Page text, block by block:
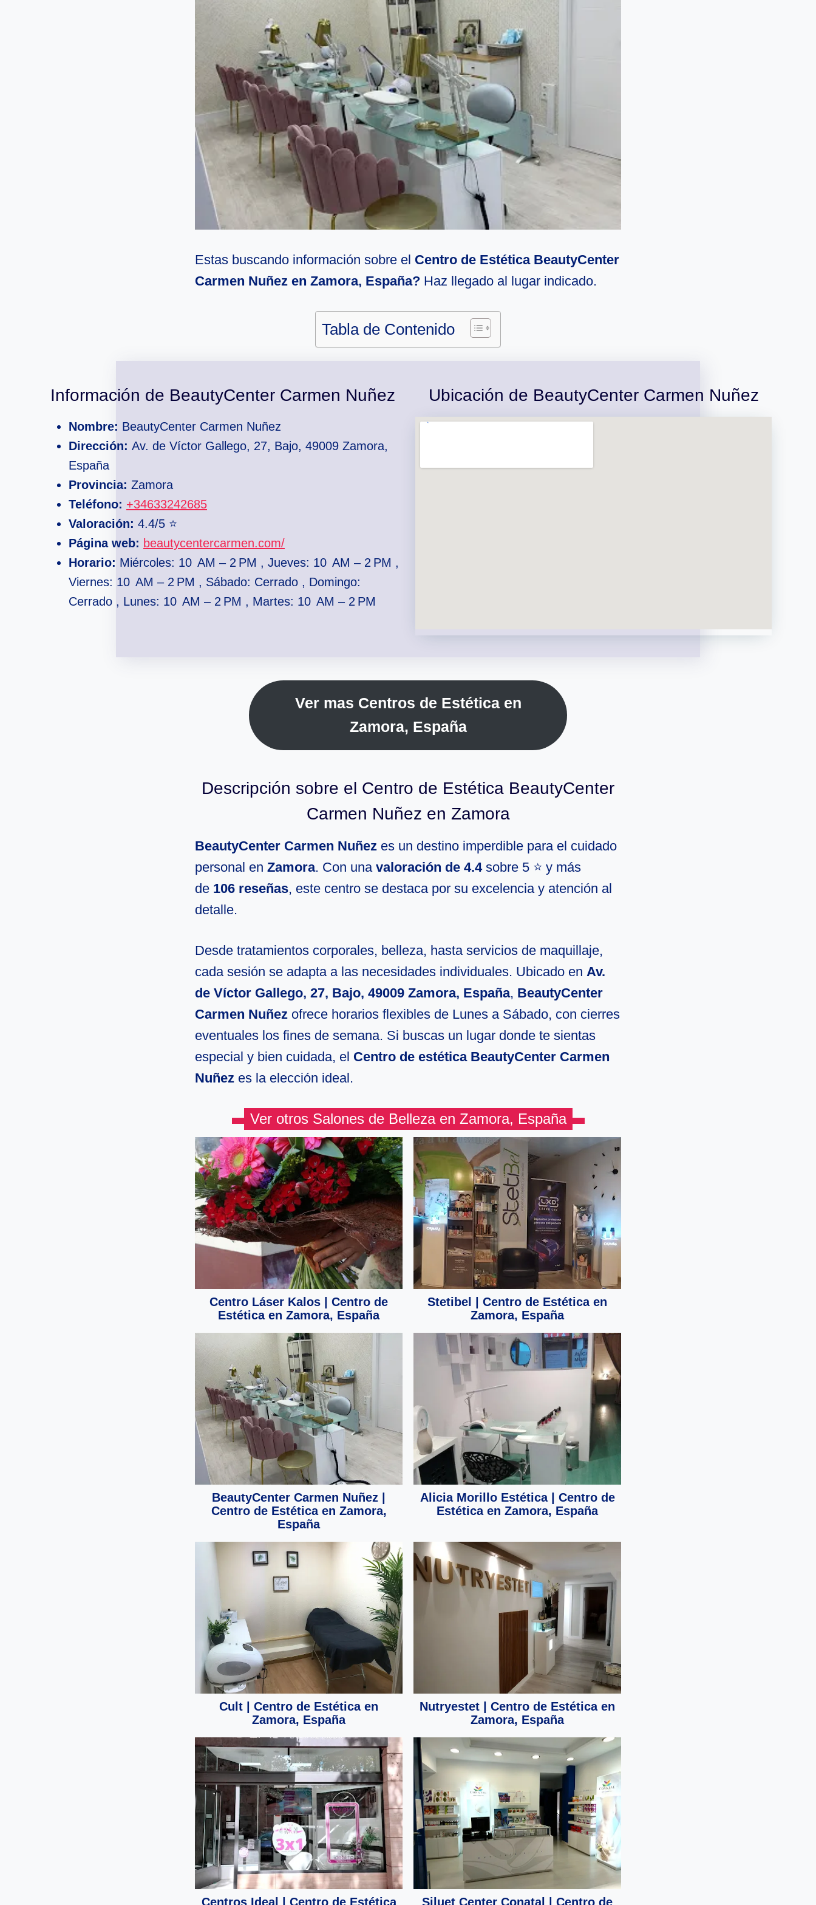
Estas buscando información sobre el Centro de Estética BeautyCenter
Carmen Nuñez en Zamora, España? Haz llegado al lugar indicado.
Tabla de Contenido
Información de BeautyCenter Carmen Nuñez
Nombre: BeautyCenter Carmen Nuñez
Dirección: Av. de Víctor Gallego, 27, Bajo, 49009 Zamora,
España
Provincia: Zamora
Teléfono: +34633242685
Valoración: 4.4/5 ⭐
Página web: beautycentercarmen.com/
Horario: Miércoles: 10 AM – 2 PM , Jueves: 10 AM – 2 PM ,
Viernes: 10 AM – 2 PM , Sábado: Cerrado , Domingo:
Cerrado , Lunes: 10 AM – 2 PM , Martes: 10 AM – 2 PM
Ubicación de BeautyCenter Carmen Nuñez
Ver mas Centros de Estética en
Zamora, España
Descripción sobre el Centro de Estética BeautyCenter
Carmen Nuñez en Zamora
BeautyCenter Carmen Nuñez es un destino imperdible para el cuidado
personal en Zamora. Con una valoración de 4.4sobre 5 ⭐ y más
de 106 reseñas, este centro se destaca por su excelencia y atención al
detalle.
Desde tratamientos corporales, belleza, hasta servicios de maquillaje,
cada sesión se adapta a las necesidades individuales. Ubicado en Av.
de Víctor Gallego, 27, Bajo, 49009 Zamora, España, BeautyCenter
Carmen Nuñez ofrece horarios flexibles de Lunes a Sábado, con cierres
eventuales los fines de semana. Si buscas un lugar donde te sientas
especial y bien cuidada, el Centro de estética BeautyCenter Carmen
Nuñez es la elección ideal.
Ver otros Salones de Belleza en Zamora, España
Centro Láser Kalos | Centro de
Estética en Zamora, España
Stetibel | Centro de Estética en
Zamora, España
BeautyCenter Carmen Nuñez |
Centro de Estética en Zamora,
España
Alicia Morillo Estética | Centro de
Estética en Zamora, España
Cult | Centro de Estética en
Zamora, España
Nutryestet | Centro de Estética en
Zamora, España
Centros Ideal | Centro de Estética Siluet Center Conatal | Centro de